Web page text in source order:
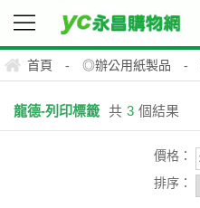
首頁 - ◎辦公用紙製品 -
龍德-列印標籤 共 3 個結果
價格：
排序：